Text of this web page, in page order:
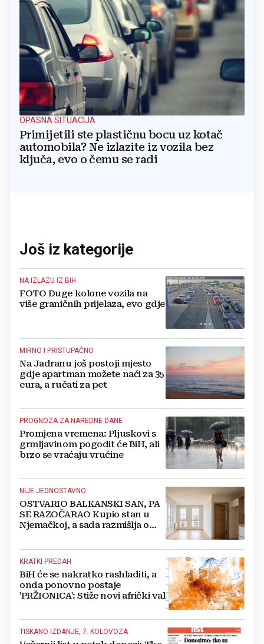
OPASNA SITUACIJA
Primijetili ste plastičnu bocu uz kotač
automobila? Ne izlazite iz vozila bez
ključa, evo o čemu se radi
Još iz kategorije
NA IZLAZU IZ BIH
FOTO Duge kolone vozila na
više graničnih prijelaza, evo gdje
MIRNO I PRISTUPAČNO
Na Jadranu još postoji mjesto
gdje apartman možete naći za 35
eura, a ručati za pet
PROGNOZA ZA NAREDNE DANE
Promjena vremena: Pljuskovi s
grmljavinom pogodit će BiH, ali
brzo se vraćaju vrućine
NIJE JEDNOSTAVNO
OSTVARIO BALKANSKI SAN, PA
SE RAZOČARAO Kupio stan u
Njemačkoj, a sada razmišlja o
KRATKI PREDAH
BiH će se nakratko rashladiti, a
onda ponovno postaje
'PRŽIONICA': Stiže novi afrički val
TISKANO IZDANJE, 7. KOLOVOZA